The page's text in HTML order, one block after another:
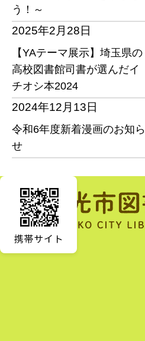
う！～
2025年2月28日
【YAテーマ展示】埼玉県の
高校図書館司書が選んだイ
チオシ本2024
2024年12月13日
令和6年度新着漫画のお知ら
せ